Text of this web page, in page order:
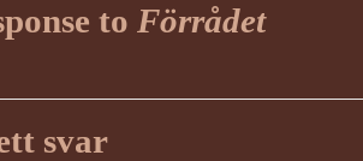
to Förrådet
svar